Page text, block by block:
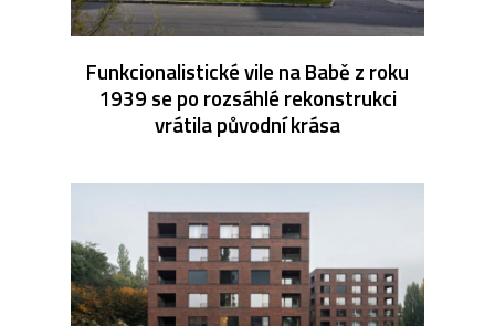
Funkcionalistické vile na Babě z roku
1939 se po rozsáhlé rekonstrukci
vrátila původní krása